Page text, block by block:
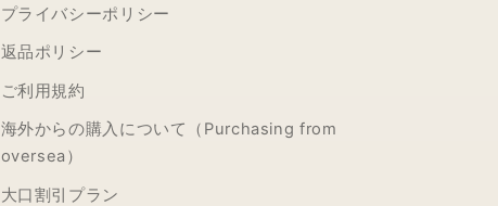
プライバシーポリシー
返品ポリシー
ご利用規約
海外からの購入について（Purchasing from
oversea）
大口割引プラン